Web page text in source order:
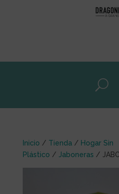
Inicio / Tienda / Hogar Sin
Plástico / Jaboneras /